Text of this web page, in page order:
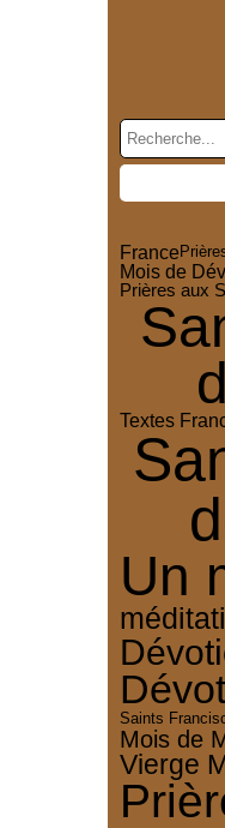
France
Mois de
Prières aux
Textes
Un
Saints
Mois de
Vierge